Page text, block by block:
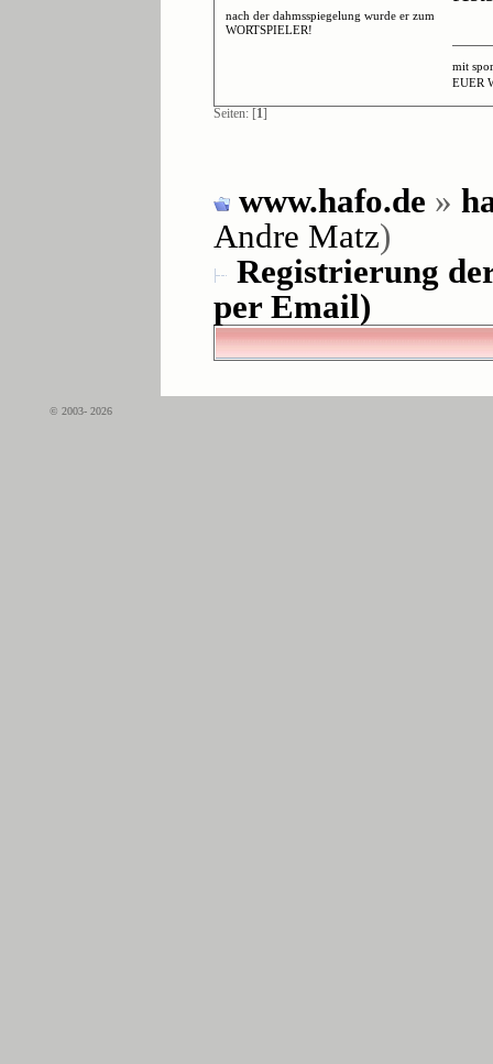
nach der dahmsspiegelung wurde er zum
WORTSPIELER!
mit
EUER
Seiten: [1]
www.hafo.de »
Andre Matz)
Registrierung
per Email)
© 2003- 2026